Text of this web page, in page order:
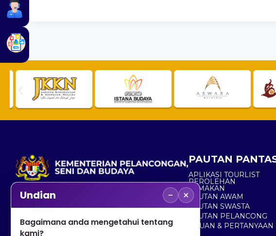
No. 2, Menara 1, Jalan P5/6, Presint 5,
+603 8000 8000
PAUTAN
APLIKASI TOURLIST
PEROLEHAN
SEMAKAN
PAUTAN AWAM
PAUTAN SWASTA
PAUTAN PELANCONG
ADUAN & PERTANYAAN
Undian − ×
Bagaimana anda mengetahui tentang
kami?